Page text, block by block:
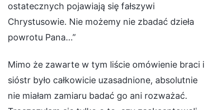
ostatecznych pojawiają się fałszywi
Chrystusowie. Nie możemy nie zbadać dzieła
powrotu Pana…”
Mimo że zawarte w tym liście omówienie braci i
sióstr było całkowicie uzasadnione, absolutnie
nie miałam zamiaru badać go ani rozważać.